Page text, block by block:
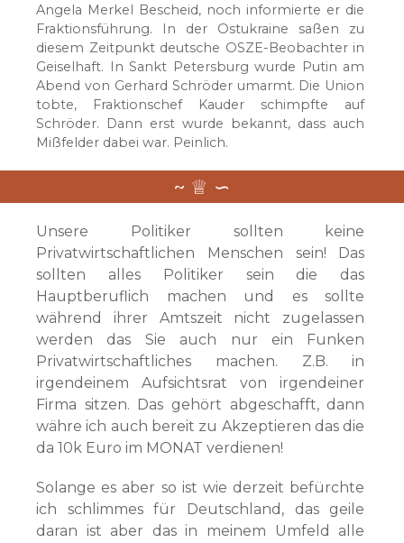
Angela Merkel Bescheid, noch informierte er die
Fraktionsführung. In der Ostukraine saßen zu
diesem Zeitpunkt deutsche OSZE-Beobachter in
Geiselhaft. In Sankt Petersburg wurde Putin am
Abend von Gerhard Schröder umarmt. Die Union
tobte, Fraktionschef Kauder schimpfte auf
Schröder. Dann erst wurde bekannt, dass auch
Mißfelder dabei war. Peinlich.
Unsere Politiker sollten keine
Privatwirtschaftlichen Menschen sein! Das
sollten alles Politiker sein die das
Hauptberuflich machen und es sollte
während ihrer Amtszeit nicht zugelassen
werden das Sie auch nur ein Funken
Privatwirtschaftliches machen. Z.B. in
irgendeinem Aufsichtsrat von irgendeiner
Firma sitzen. Das gehört abgeschafft, dann
währe ich auch bereit zu Akzeptieren das die
da 10k Euro im MONAT verdienen!
Solange es aber so ist wie derzeit befürchte
ich schlimmes für Deutschland, das geile
daran ist aber das in meinem Umfeld alle